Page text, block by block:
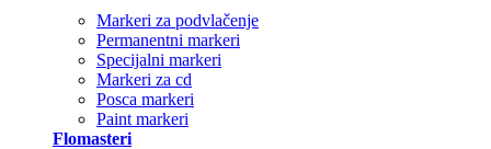
Markeri za podvlačenje
Permanentni markeri
Specijalni markeri
Markeri za cd
Posca markeri
Paint markeri
Flomasteri